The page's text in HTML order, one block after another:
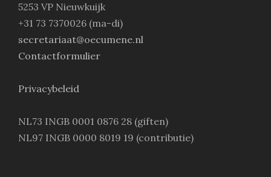
5253 VP Nieuwkuijk
+31 73 7370026 (ma-di)
secretariaat@oecumene.nl
Contactformulier
Privacybeleid
NL73 INGB 0001 0876 28 (giften)
NL97 INGB 0000 8019 19 (contributie)